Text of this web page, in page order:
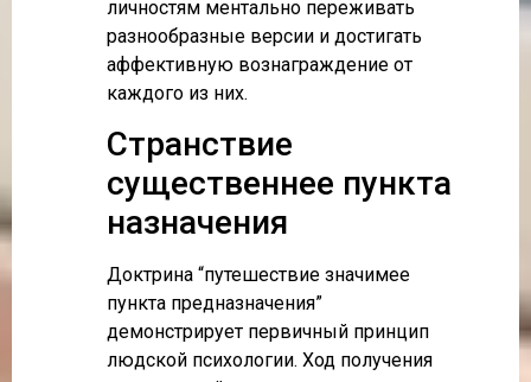
личностям ментально переживать
разнообразные версии и достигать
аффективную вознаграждение от
каждого из них.
Странствие
существеннее пункта
назначения
Доктрина “путешествие значимее
пункта предназначения”
демонстрирует первичный принцип
людской психологии. Ход получения